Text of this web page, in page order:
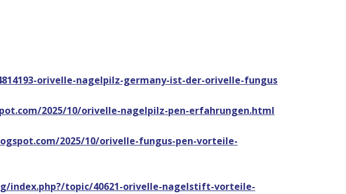
orivelle-nagelpilz-germany-ist-der-orivelle-fungus
2025/10/orivelle-nagelpilz-pen-erfahrungen.html
2025/10/orivelle-fungus-pen-vorteile-
index.php?/topic/40621-orivelle-nagelstift-vorteile-